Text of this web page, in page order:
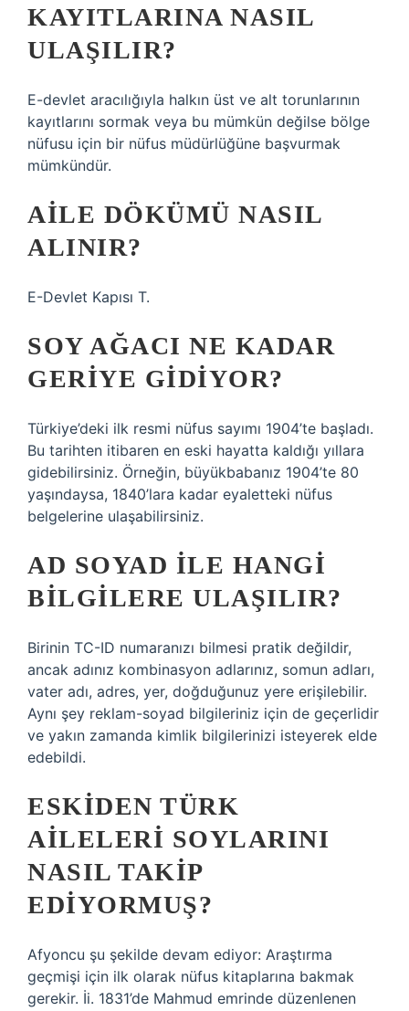
KAYITLARINA NASIL
ULAŞILIR?
E-devlet aracılığıyla halkın üst ve alt torunlarının
kayıtlarını sormak veya bu mümkün değilse bölge
nüfusu için bir nüfus müdürlüğüne başvurmak
mümkündür.
AILE DÖKÜMÜ NASIL
ALINIR?
E-Devlet Kapısı T.
SOY AĞACI NE KADAR
GERIYE GIDIYOR?
Türkiye’deki ilk resmi nüfus sayımı 1904’te başladı.
Bu tarihten itibaren en eski hayatta kaldığı yıllara
gidebilirsiniz. Örneğin, büyükbabanız 1904’te 80
yaşındaysa, 1840’lara kadar eyaletteki nüfus
belgelerine ulaşabilirsiniz.
AD SOYAD ILE HANGI
BILGILERE ULAŞILIR?
Birinin TC-ID numaranızı bilmesi pratik değildir,
ancak adınız kombinasyon adlarınız, somun adları,
vater adı, adres, yer, doğduğunuz yere erişilebilir.
Aynı şey reklam-soyad bilgileriniz için de geçerlidir
ve yakın zamanda kimlik bilgilerinizi isteyerek elde
edebildi.
ESKIDEN TÜRK
AILELERI SOYLARINI
NASIL TAKIP
EDIYORMUŞ?
Afyoncu şu şekilde devam ediyor: Araştırma
geçmişi için ilk olarak nüfus kitaplarına bakmak
gerekir. İi. 1831’de Mahmud emrinde düzenlenen